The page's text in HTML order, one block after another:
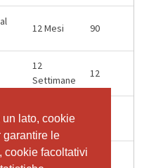
lato, cookie
garantire le
cookie facoltativi
lato, cookie
garantire le
cookie facoltativi
12 Mesi 90
12
Settimane
12
Settimane
26